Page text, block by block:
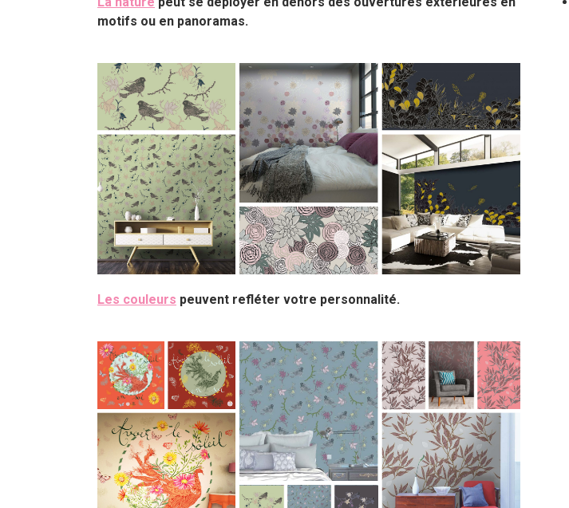
motifs ou en panoramas.
Les couleurs peuvent refléter votre personnalité.